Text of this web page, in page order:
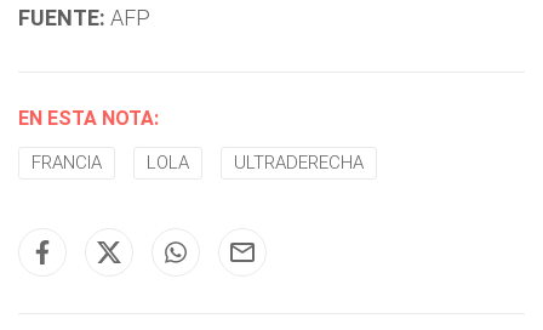
FUENTE: AFP
EN ESTA NOTA:
FRANCIA LOLA ULTRADERECHA